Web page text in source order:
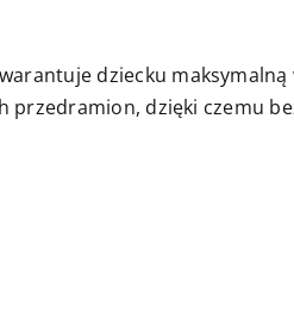
dziecku maksymalną
dzięki czemu